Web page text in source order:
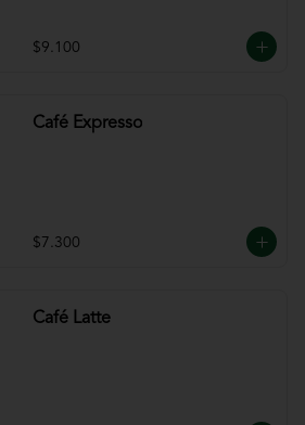
$9.100
Café Expresso
$7.300
Café Latte